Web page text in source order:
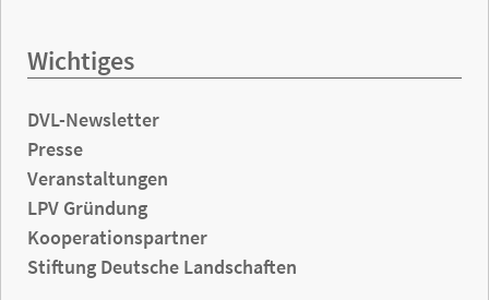
Wichtiges
DVL-Newsletter
Presse
Veranstaltungen
LPV Gründung
Kooperationspartner
Stiftung Deutsche Landschaften